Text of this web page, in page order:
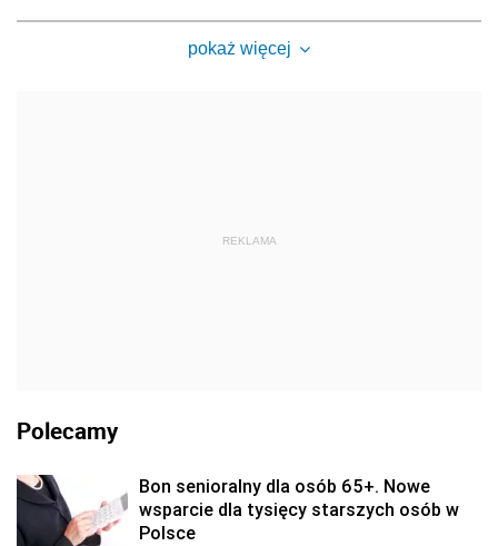
pokaż więcej
REKLAMA
Polecamy
Bon senioralny dla osób 65+. Nowe
wsparcie dla tysięcy starszych osób w
Polsce